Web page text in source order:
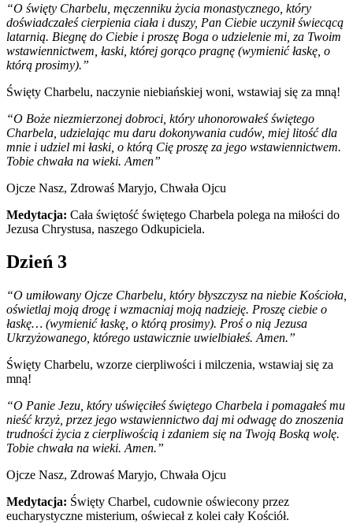
“O święty Charbelu, męczenniku życia monastycznego, który
doświadczałeś cierpienia ciała i duszy, Pan Ciebie uczynił świecącą
latarnią. Biegnę do Ciebie i proszę Boga o udzielenie mi, za Twoim
wstawiennictwem, łaski, której gorąco pragnę (wymienić łaskę, o
którą prosimy).”
Święty Charbelu, naczynie niebiańskiej woni, wstawiaj się za mną!
“O Boże niezmierzonej dobroci, który uhonorowałeś świętego
Charbela, udzielając mu daru dokonywania cudów, miej litość dla
mnie i udziel mi łaski, o którą Cię proszę za jego wstawiennictwem.
Tobie chwała na wieki. Amen”
Ojcze Nasz, Zdrowaś Maryjo, Chwała Ojcu
Medytacja: Cała świętość świętego Charbela polega na miłości do
Jezusa Chrystusa, naszego Odkupiciela.
Dzień 3
“O umiłowany Ojcze Charbelu, który błyszczysz na niebie Kościoła,
oświetlaj moją drogę i wzmacniaj moją nadzieję. Proszę ciebie o
łaskę… (wymienić łaskę, o którą prosimy). Proś o nią Jezusa
Ukrzyżowanego, którego ustawicznie uwielbiałeś. Amen.”
Święty Charbelu, wzorze cierpliwości i milczenia, wstawiaj się za
mną!
“O Panie Jezu, który uświęciłeś świętego Charbela i pomagałeś mu
nieść krzyż, przez jego wstawiennictwo daj mi odwagę do znoszenia
trudności życia z cierpliwością i zdaniem się na Twoją Boską wolę.
Tobie chwała na wieki. Amen.”
Ojcze Nasz, Zdrowaś Maryjo, Chwała Ojcu
Medytacja: Święty Charbel, cudownie oświecony przez
eucharystyczne misterium, oświecał z kolei cały Kościół.